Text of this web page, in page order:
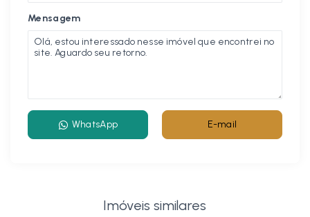
Mensagem
WhatsApp E-mail
Imóveis similares